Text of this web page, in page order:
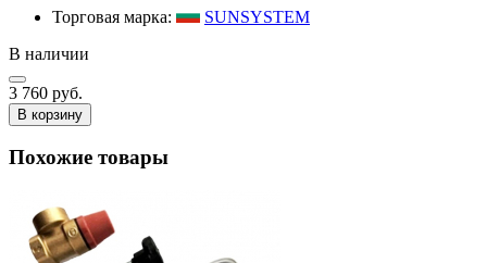
Торговая марка:
SUNSYSTEM
В наличии
3 760 руб.
В корзину
Похожие товары